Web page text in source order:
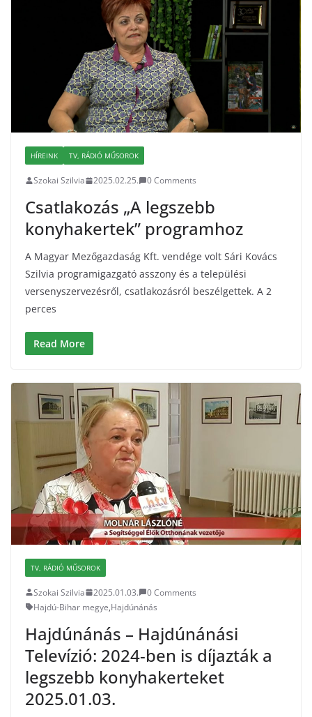
HÍREINK TV, RÁDIÓ MŰSOROK
Szokai Szilvia 2025.02.25. 0 Comments
Csatlakozás „A legszebb
konyhakertek” programhoz
A Magyar Mezőgazdaság Kft. vendége volt Sári Kovács
Szilvia programigazgató asszony és a települési
versenyszervezésről, csatlakozásról beszélgettek. A 2
perces
Read More
TV, RÁDIÓ MŰSOROK
Szokai Szilvia 2025.01.03.
0 Comments
Hajdú-Bihar megye,Hajdúnánás
Hajdúnánás – Hajdúnánási
Televízió: 2024-ben is díjazták a
legszebb konyhakerteket
2025.01.03.